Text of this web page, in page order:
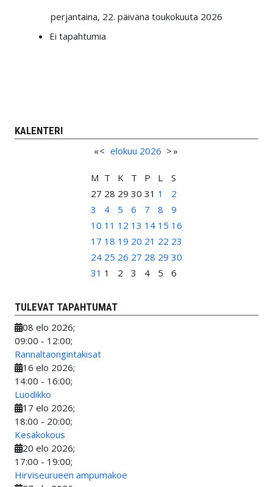
perjantaina, 22. päivänä toukokuuta 2026
Ei tapahtumia
KALENTERI
«< elokuu 2026 >»
M T K T P L
S
27 28 29 30 31 1
2
3
4 5 6 7 8
9
10 11 12 13 14 15 16
17 18 19 20 21 22 23
24 25 26 27 28 29 30
31 1 2 3 4 5 6
TULEVAT TAPAHTUMAT
08 elo 2026;
09:00 - 12:00;
Rannaltaongintakisat
16 elo 2026;
14:00 - 16:00;
Luodikko
17 elo 2026;
18:00 - 20:00;
Kesäkokous
20 elo 2026;
17:00 - 19:00;
Hirviseurueen ampumakoe